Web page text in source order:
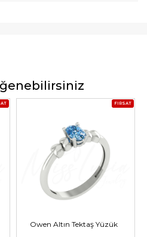
FIRSAT
Owen Altın Tektaş Yüzük